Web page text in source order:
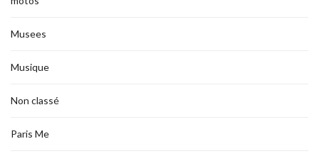
Musees
Musique
Non classé
Paris Me